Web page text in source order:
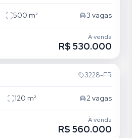
500 m² 3 vagas
À venda
R$ 530.000
3228-FR
120 m² 2vagas
À venda
R$ 560.000